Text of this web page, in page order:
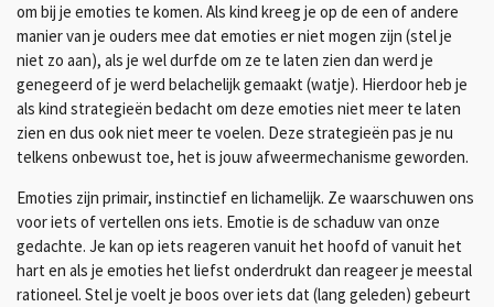
om bij je emoties te komen. Als kind kreeg je op de een of andere
manier van je ouders mee dat emoties er niet mogen zijn (stel je
niet zo aan), als je wel durfde om ze te laten zien dan werd je
genegeerd of je werd belachelijk gemaakt (watje). Hierdoor heb je
als kind strategieën bedacht om deze emoties niet meer te laten
zien en dus ook niet meer te voelen. Deze strategieën pas je nu
telkens onbewust toe, het is jouw afweermechanisme geworden.
Emoties zijn primair, instinctief en lichamelijk. Ze waarschuwen ons
voor iets of vertellen ons iets. Emotie is de schaduw van onze
gedachte. Je kan op iets reageren vanuit het hoofd of vanuit het
hart en als je emoties het liefst onderdrukt dan reageer je meestal
rationeel. Stel je voelt je boos over iets dat (lang geleden) gebeurt